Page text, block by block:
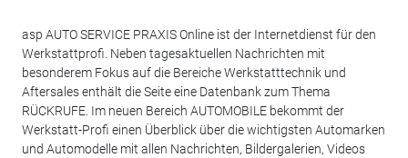
asp AUTO SERVICE PRAXIS Online ist der Internetdienst für den
Werkstattprofi. Neben tagesaktuellen Nachrichten mit
besonderem Fokus auf die Bereiche Werkstatttechnik und
Aftersales enthält die Seite eine Datenbank zum Thema
RÜCKRUFE. Im neuen Bereich AUTOMOBILE bekommt der
Werkstatt-Profi einen Überblick über die wichtigsten Automarken
und Automodelle mit allen Nachrichten, Bildergalerien, Videos